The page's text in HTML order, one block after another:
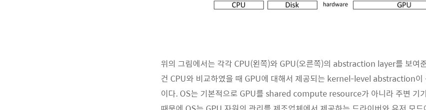
위의 그림에서는 각각 CPU(왼쪽)와 GPU(오른쪽)의 abstraction layer를 보여
건 CPU와 비교하였을 때 GPU에 대해서 제공되는 kernel-level abstraction이
이다. OS는 기본적으로 GPU를 shared compute resource가 아니라 주변 기